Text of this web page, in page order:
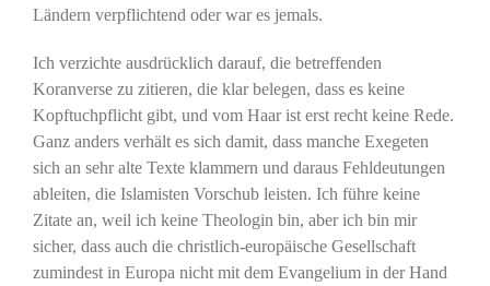
Ländern verpflichtend oder war es jemals.
Ich verzichte ausdrücklich darauf, die betreffenden
Koranverse zu zitieren, die klar belegen, dass es keine
Kopftuchpflicht gibt, und vom Haar ist erst recht keine Rede.
Ganz anders verhält es sich damit, dass manche Exegeten
sich an sehr alte Texte klammern und daraus Fehldeutungen
ableiten, die Islamisten Vorschub leisten. Ich führe keine
Zitate an, weil ich keine Theologin bin, aber ich bin mir
sicher, dass auch die christlich-europäische Gesellschaft
zumindest in Europa nicht mit dem Evangelium in der Hand